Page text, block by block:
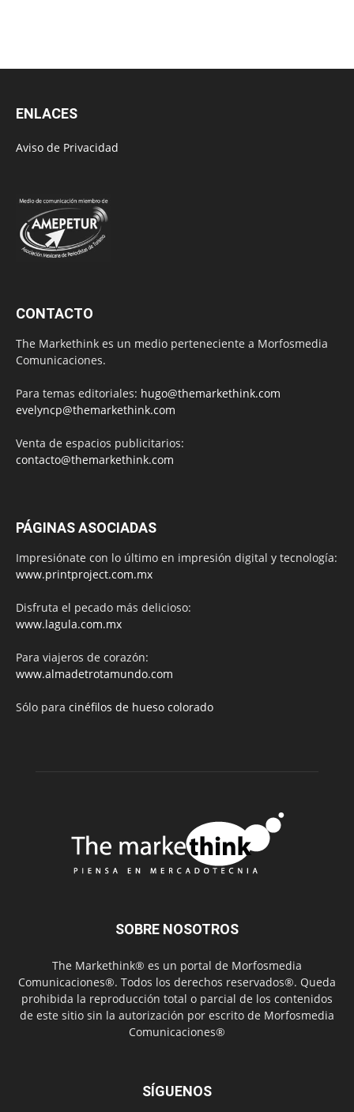
ENLACES
Aviso de Privacidad
CONTACTO
The Markethink es un medio perteneciente a Morfosmedia
Comunicaciones.
Para temas editoriales: hugo@themarkethink.com
evelyncp@themarkethink.com
Venta de espacios publicitarios:
contacto@themarkethink.com
PÁGINAS ASOCIADAS
Impresiónate con lo último en impresión digital y tecnología:
www.printproject.com.mx
Disfruta el pecado más delicioso:
www.lagula.com.mx
Para viajeros de corazón:
www.almadetrotamundo.com
Sólo para cinéfilos de hueso colorado
SOBRE NOSOTROS
The Markethink® es un portal de Morfosmedia
Comunicaciones®. Todos los derechos reservados®. Queda
prohibida la reproducción total o parcial de los contenidos
de este sitio sin la autorización por escrito de Morfosmedia
Comunicaciones®
SÍGUENOS